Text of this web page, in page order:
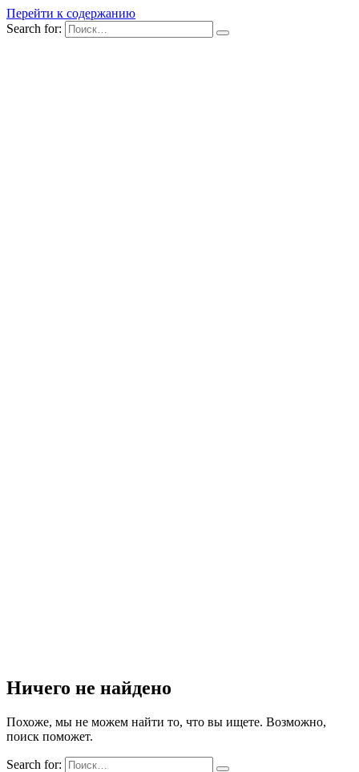
Перейти к содержанию
Search for:
Ничего не найдено
Похоже, мы не можем найти то, что вы ищете. Возможно,
поиск поможет.
Search for: